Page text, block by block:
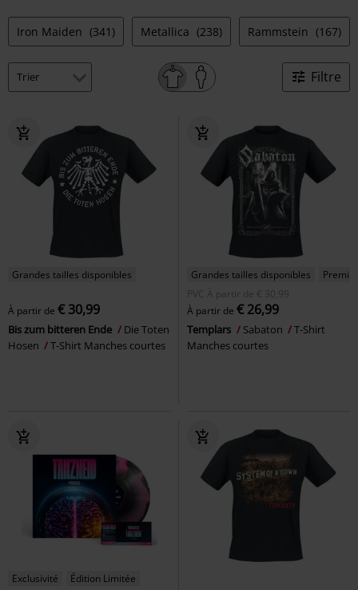
Iron Maiden (341) Metallica (238) Rammstein (167)
Filtre
Grandes tailles disponibles
À partir de € 30,99
Bis zum bitteren Ende
Die Toten
Hosen
T-Shirt Manches courtes
Grandes tailles disponibles
PVC
À partir de € 30,99
À partir de € 26,99
Templars Sabaton
T-Shirt
Manches courtes
Exclusivité Édition Limitée